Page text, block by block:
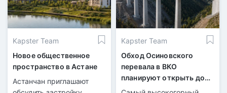
Kapster Team
Новое общественное
пространство в Астане
Астанчан приглашают
Kapster Team
Обход Осиновского
перевала в ВКО
планируют открыть до
конца 2026 года